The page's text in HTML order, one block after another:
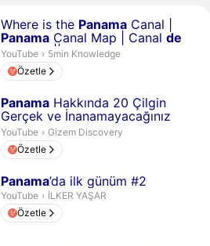
Where is the Panama Canal |
Panama Canal Map | Canal de
Panama|| 5mi...
Süre 2 dakika 2 saniye
YouTube › 5min Knowledge.
5min Knowledge
Özetle
Panama Hakkında 20 Çilgin
Gerçek ve İnanamayacağınız
Garip Tabular – Seyahat Belg...
Süre 29 dakika 28 saniye
YouTube › Gizem Discovery.
Gizem Discovery
Özetle
Panama’da ilk günüm #2
Süre 16 dakika 47 saniye
YouTube › İLKER YAŞAR.
İLKER YAŞAR
Özetle